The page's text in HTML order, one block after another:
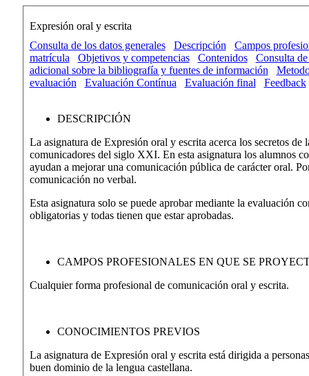
Expresión oral y escrita
Consulta de los datos generales
Descripción
Campos
matrícula
Objetivos y competencias Contenidos
Consulta
adicional sobre la bibliografía y fuentes de información
evaluación
Evaluación Contínua Evaluación final Feedback
DESCRIPCIÓN
La asignatura de Expresión oral y escrita acerca los secretos
comunicadores del siglo XXI. En esta asignatura los alumnos
ayudan a mejorar una comunicación pública de carácter oral.
comunicación no verbal.
Esta asignatura solo se puede aprobar mediante la evaluación
obligatorias y todas tienen que estar aprobadas.
CAMPOS PROFESIONALES EN QUE SE
Cualquier forma profesional de comunicación oral y escrita.
CONOCIMIENTOS PREVIOS
La asignatura de Expresión oral y escrita está dirigida a
buen dominio de la lengua castellana.